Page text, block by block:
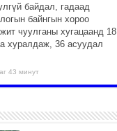
байдал, гадаад
байнгын хороо
чуулганы хугацаанд 18
хуралдаж, 36 асуудал
43 минут
Хүүхэд хөгжүүлэх